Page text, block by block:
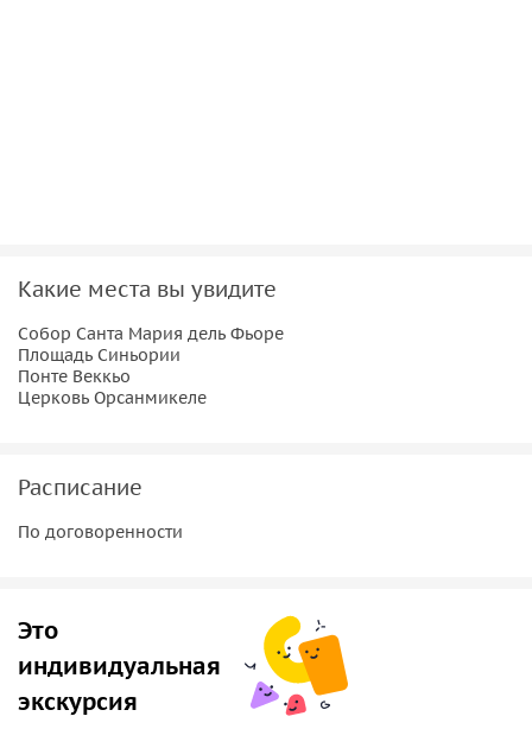
Какие места вы увидите
Собор Санта Мария дель Фьоре
Площадь Синьории
Понте Веккьо
Церковь Орсанмикеле
Расписание
По договоренности
Это
индивидуальная
экскурсия